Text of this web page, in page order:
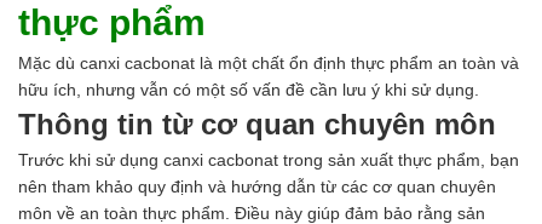
thực phẩm
Mặc dù canxi cacbonat là một chất ổn định thực phẩm an toàn và
hữu ích, nhưng vẫn có một số vấn đề cần lưu ý khi sử dụng.
Thông tin từ cơ quan chuyên môn
Trước khi sử dụng canxi cacbonat trong sản xuất thực phẩm, bạn
nên tham khảo quy định và hướng dẫn từ các cơ quan chuyên
môn về an toàn thực phẩm. Điều này giúp đảm bảo rằng sản